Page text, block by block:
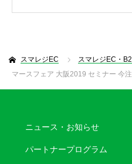
スマレジEC スマレジEC・
マースフェア 大阪2019 セミナー 今
ニュース・お知らせ
パートナープログラム